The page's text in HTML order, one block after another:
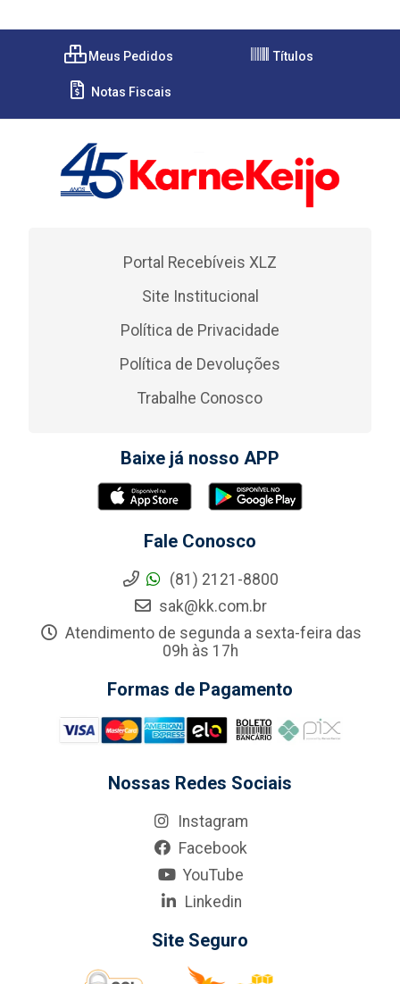
Meus Pedidos Títulos
Notas Fiscais
Portal Recebíveis XLZ
Site Institucional
Política de Privacidade
Política de Devoluções
Trabalhe Conosco
Baixe já nosso APP
Fale Conosco
(81) 2121-8800
sak@kk.com.br
Atendimento de segunda a sexta-feira das
09h às 17h
Formas de Pagamento
Nossas Redes Sociais
Instagram
Facebook
YouTube
Linkedin
Site Seguro